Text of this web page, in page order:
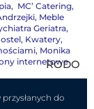
, MC’ Catering,
, Meble
Geriatra,
Kwatery,
Monika
internetowe
RODO
do